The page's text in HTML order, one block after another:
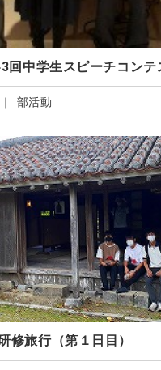
中学生スピーチコンテ
部活動
修旅行（第１日目）